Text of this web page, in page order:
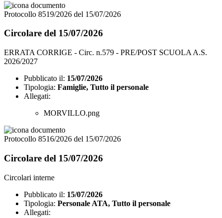
Protocollo 8519/2026 del 15/07/2026
Circolare del 15/07/2026
ERRATA CORRIGE - Circ. n.579 - PRE/POST SCUOLA A.S.
2026/2027
Pubblicato il: 15/07/2026
Tipologia: Famiglie, Tutto il personale
Allegati:
MORVILLO.png
Protocollo 8516/2026 del 15/07/2026
Circolare del 15/07/2026
Circolari interne
Pubblicato il: 15/07/2026
Tipologia: Personale ATA, Tutto il personale
Allegati: